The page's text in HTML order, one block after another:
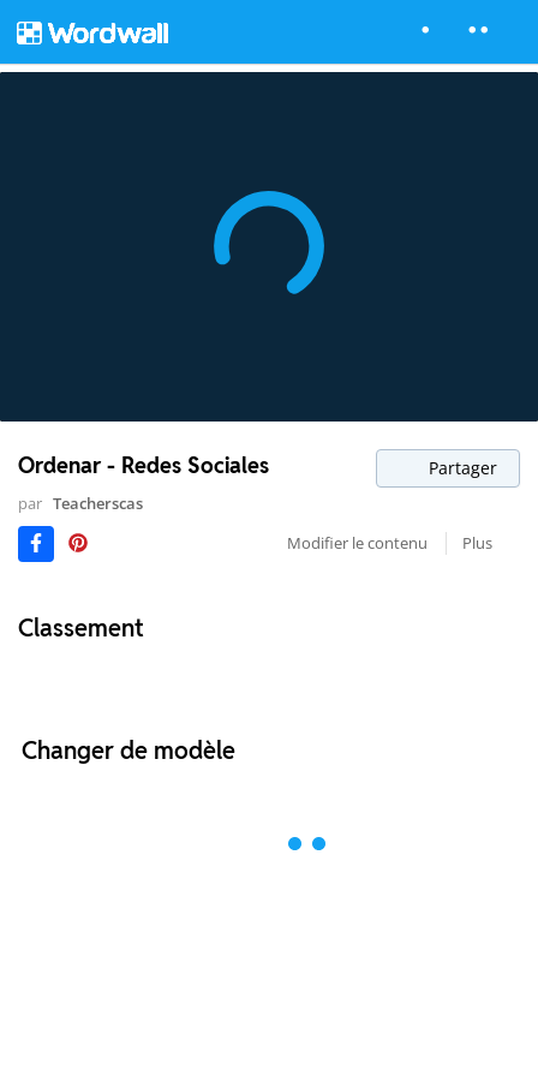
Ordenar - Redes Sociales Partager
par Teacherscas
Modifier le contenu
Plus
Classement
Changer de modèle